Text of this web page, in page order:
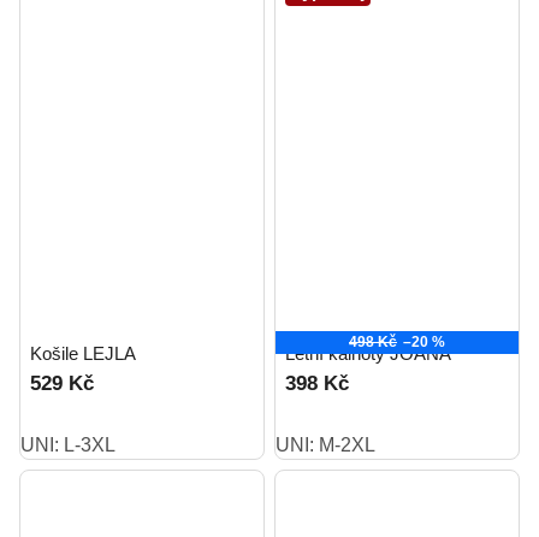
Košile LEJLA
529 Kč
UNI: L-3XL
498 Kč –20 %
Letní kalhoty JOANA
398 Kč
UNI: M-2XL